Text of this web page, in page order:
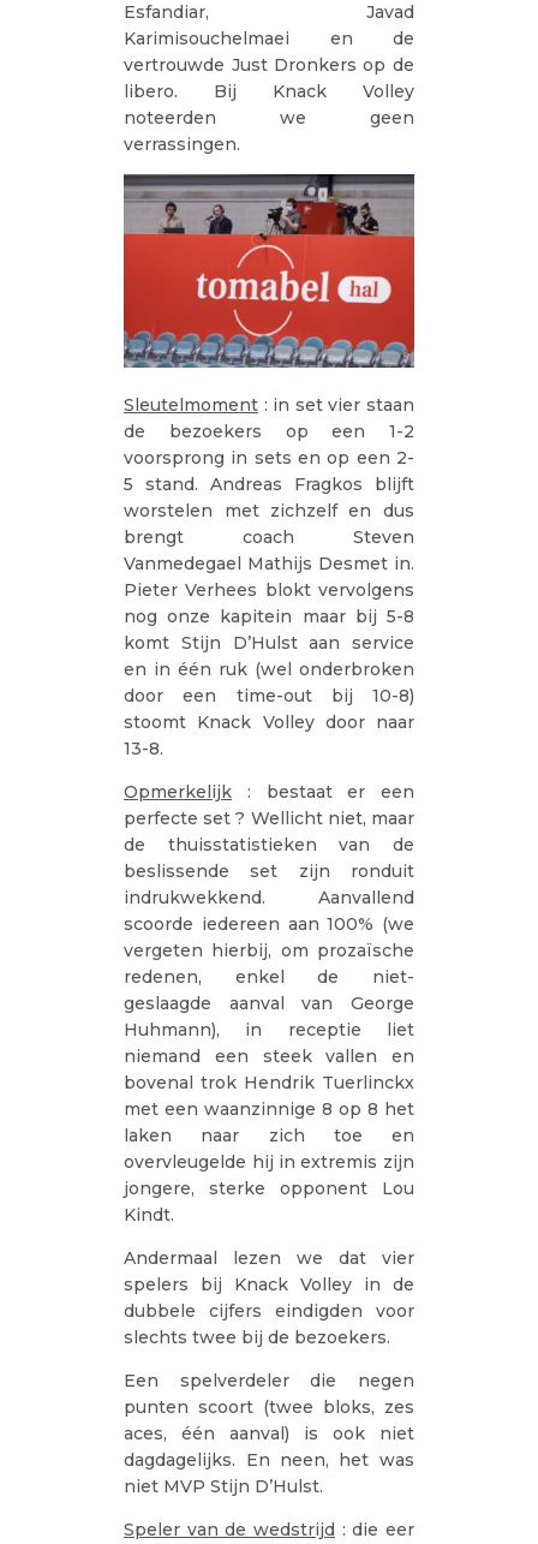
Esfandiar, Javad
Karimisouchelmaei en de
vertrouwde Just Dronkers op de
libero. Bij Knack Volley
noteerden we geen
verrassingen.
Sleutelmoment : in set vier staan
de bezoekers op een 1-2
voorsprong in sets en op een 2-
5 stand. Andreas Fragkos blijft
worstelen met zichzelf en dus
brengt coach Steven
Vanmedegael Mathijs Desmet in.
Pieter Verhees blokt vervolgens
nog onze kapitein maar bij 5-8
komt Stijn D’Hulst aan service
en in één ruk (wel onderbroken
door een time-out bij 10-8)
stoomt Knack Volley door naar
13-8.
Opmerkelijk : bestaat er een
perfecte set ? Wellicht niet, maar
de thuisstatistieken van de
beslissende set zijn ronduit
indrukwekkend. Aanvallend
scoorde iedereen aan 100% (we
vergeten hierbij, om prozaïsche
redenen, enkel de niet-
geslaagde aanval van George
Huhmann), in receptie liet
niemand een steek vallen en
bovenal trok Hendrik Tuerlinckx
met een waanzinnige 8 op 8 het
laken naar zich toe en
overvleugelde hij in extremis zijn
jongere, sterke opponent Lou
Kindt.
Andermaal lezen we dat vier
spelers bij Knack Volley in de
dubbele cijfers eindigden voor
slechts twee bij de bezoekers.
Een spelverdeler die negen
punten scoort (twee bloks, zes
aces, één aanval) is ook niet
dagdagelijks. En neen, het was
niet MVP Stijn D’Hulst.
Speler van de wedstrijd : die eer